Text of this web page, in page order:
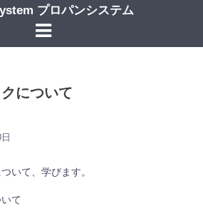
プロパンシステム
について
いて、学びます。
て